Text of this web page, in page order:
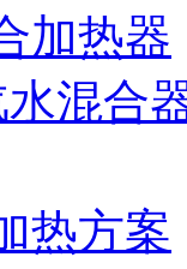
加热器
混合
热方案